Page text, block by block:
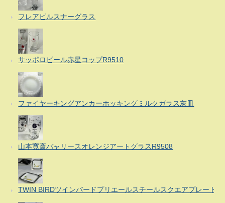
フレアピルスナーグラス
サッポロビール赤星コップR9510
ファイヤーキングアンカーホッキングミルクガラス灰皿
山本寛斎バャリースオレンジアートグラスR9508
TWIN BIRDツインバードプリエールスチールスクエアプレート